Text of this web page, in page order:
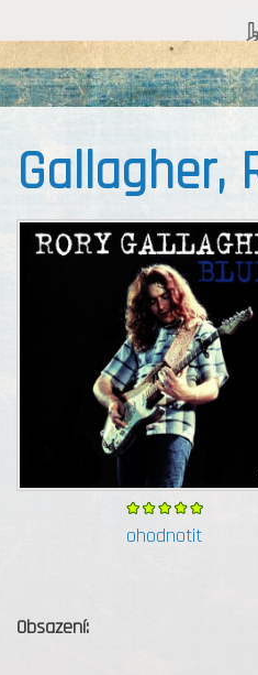
Gallagher,
ohodnotit
Obsazení: